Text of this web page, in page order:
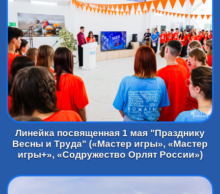
Линейка посвященная 1 мая "Празднику
Весны и Труда" («Мастер игры», «Мастер
игры+», «Содружество Орлят России»)